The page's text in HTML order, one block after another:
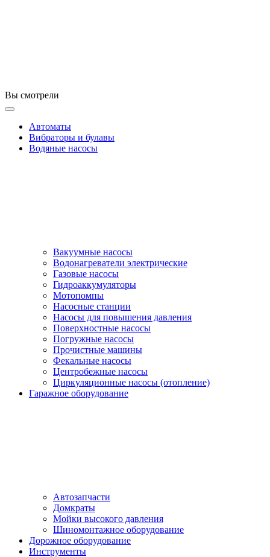
Вы смотрели
Автоматы
Вибраторы и булавы
Водяные насосы
Вакуумные насосы
Водонагреватели электрические
Газовые насосы
Гидроаккумуляторы
Мотопомпы
Насосные станции
Насосы для повышения давления
Поверхностные насосы
Погружные насосы
Прочистные машины
Фекальные насосы
Центробежные насосы
Циркуляционные насосы (отопление)
Гаражное оборудование
Автозапчасти
Домкраты
Мойки высокого давления
Шиномонтажное оборудование
Дорожное оборудование
Инструменты